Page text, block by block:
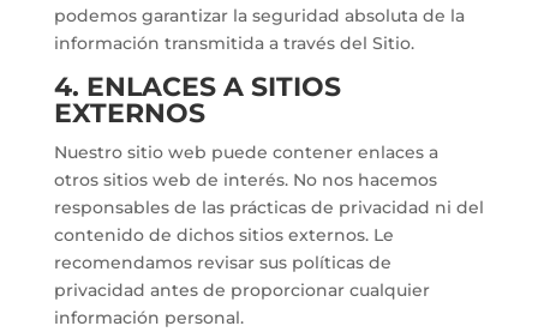
podemos garantizar la seguridad absoluta de la
información transmitida a través del Sitio.
4. ENLACES A SITIOS
EXTERNOS
Nuestro sitio web puede contener enlaces a
otros sitios web de interés. No nos hacemos
responsables de las prácticas de privacidad ni del
contenido de dichos sitios externos. Le
recomendamos revisar sus políticas de
privacidad antes de proporcionar cualquier
información personal.